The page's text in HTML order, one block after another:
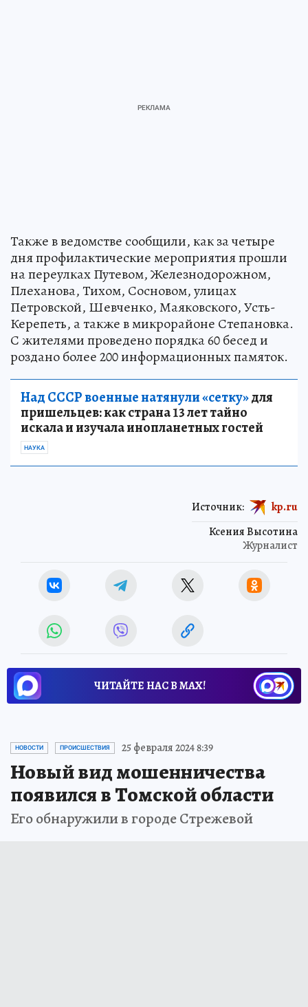
Также в ведомстве сообщили, как за четыре
дня профилактические мероприятия прошли
на переулках Путевом, Железнодорожном,
Плеханова, Тихом, Сосновом, улицах
Петровской, Шевченко, Маяковского, Усть-
Керепеть, а также в микрорайоне Степановка.
С жителями проведено порядка 60 бесед и
роздано более 200 информационных памяток.
Над СССР военные натянули «сетку»для
пришельцев: как страна 13 лет тайно
искала и изучала инопланетных гостей
НАУКА
Ксения Высотина
Журналист
Источник: kp.ru
ЧИТАЙТЕ НАС В МАХ!
НОВОСТИ ПРОИСШЕСТВИЯ 25 февраля 2024 8:39
Новый вид мошенничества
появился в Томской области
Его обнаружили в городе Стрежевой